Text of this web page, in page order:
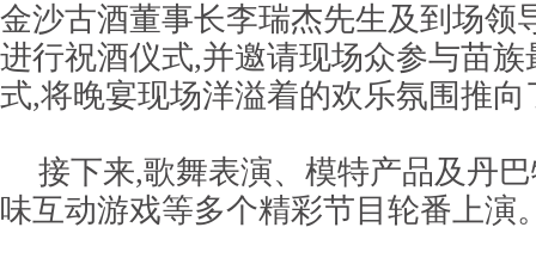
金沙古酒董事长李瑞杰先生及到场领
进行祝酒仪式,并邀请现场众参与苗
式,将晚宴现场洋溢着的欢乐氛围推
接下来,歌舞表演、模特产品及丹
味互动游戏等多个精彩节目轮番上演